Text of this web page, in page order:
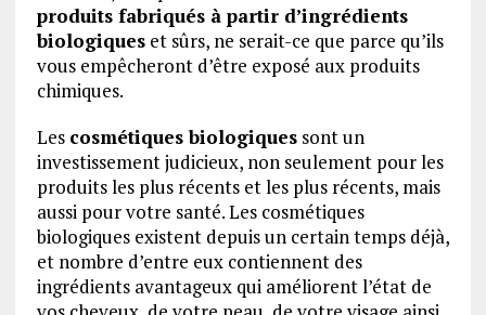
produits fabriqués à partir d’ingrédients
biologiqueset sûrs, ne serait-ce que parce qu’ils
vous empêcheront d’être exposé aux produits
chimiques.
Les cosmétiques biologiquessont un
investissement judicieux, non seulement pour les
produits les plus récents et les plus récents, mais
aussi pour votre santé. Les cosmétiques
biologiques existent depuis un certain temps déjà,
et nombre d’entre eux contiennent des
ingrédients avantageux qui améliorent l’état de